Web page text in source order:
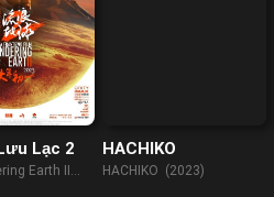
Lạc 2
Earth II
HACHIKO
HACHIKO (2023)